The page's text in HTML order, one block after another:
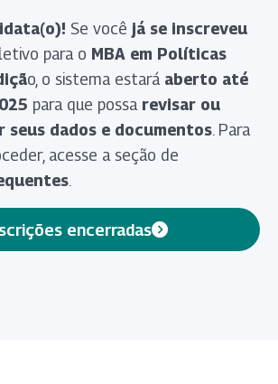
Se você já se inscreveu
para o MBA em Políticas
o, o sistema estará aberto até
para que possa revisar ou
seus dados e documentos. Para
acesse a seção de
.
encerradas